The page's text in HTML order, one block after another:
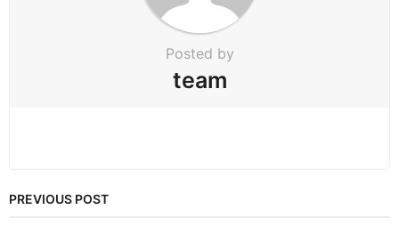
Posted by
team
PREVIOUS POST